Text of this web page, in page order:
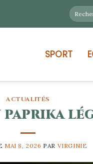
SPORT
ACTUALITÉS
MAI 8, 2026 PAR VIRGINIE